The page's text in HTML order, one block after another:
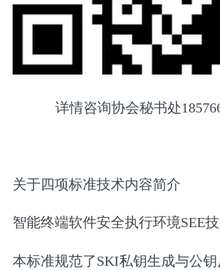
详情咨询协会秘书处
关于四项标准技术内容简介
智能终端软件安全执行环境SEE
本标准规范了SKI私钥生成与公